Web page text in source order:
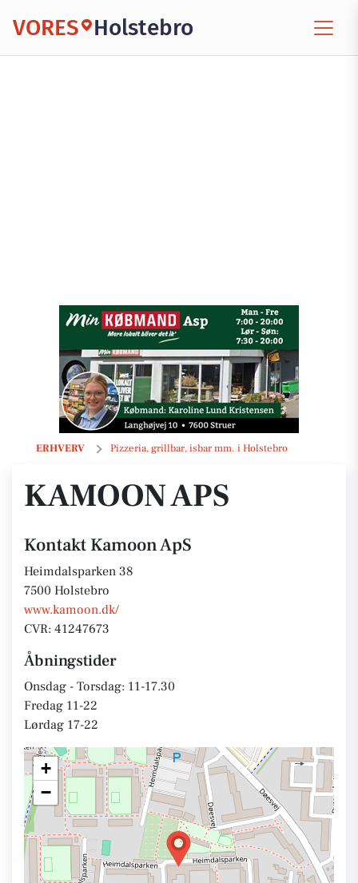
VORES Holstebro
ERHVERV Pizzeria, grillbar, isbar mm. i Holstebro
Kamoon ApS
KAMOON APS
Kontakt Kamoon ApS
Heimdalsparken 38
7500 Holstebro
www.kamoon.dk/
CVR: 41247673
Åbningstider
Onsdag - Torsdag: 11-17.30
Fredag 11-22
Lørdag 17-22
+
−